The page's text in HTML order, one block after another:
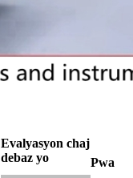
Evalyasyon chaj
debaz yo
Pwa